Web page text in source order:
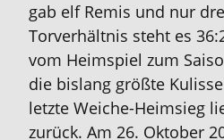
gab elf Remis und nur
Torverhältnis steht es
vom Heimspiel zum
die bislang größte
letzte Weiche-Heimsieg
zurück. Am 26. Oktober